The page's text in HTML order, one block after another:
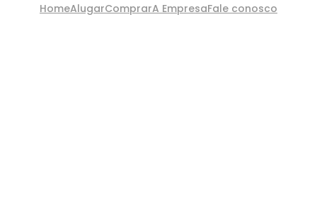
HomeAlugarComprarA EmpresaFale conosco